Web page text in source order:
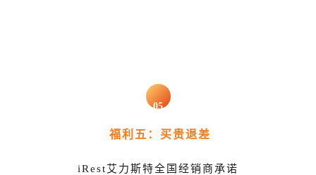
05
福利五：买贵退差
iRest艾力斯特全国经销商承诺